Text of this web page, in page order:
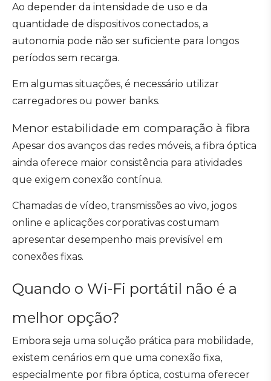
Ao depender da intensidade de uso e da
quantidade de dispositivos conectados, a
autonomia pode não ser suficiente para longos
períodos sem recarga.
Em algumas situações, é necessário utilizar
carregadores ou power banks.
Menor estabilidade em comparação à fibra
Apesar dos avanços das redes móveis, a fibra óptica
ainda oferece maior consistência para atividades
que exigem conexão contínua.
Chamadas de vídeo, transmissões ao vivo, jogos
online e aplicações corporativas costumam
apresentar desempenho mais previsível em
conexões fixas.
Quando o Wi-Fi portátil não é a
melhor opção?
Embora seja uma solução prática para mobilidade,
existem cenários em que uma conexão fixa,
especialmente por fibra óptica, costuma oferecer